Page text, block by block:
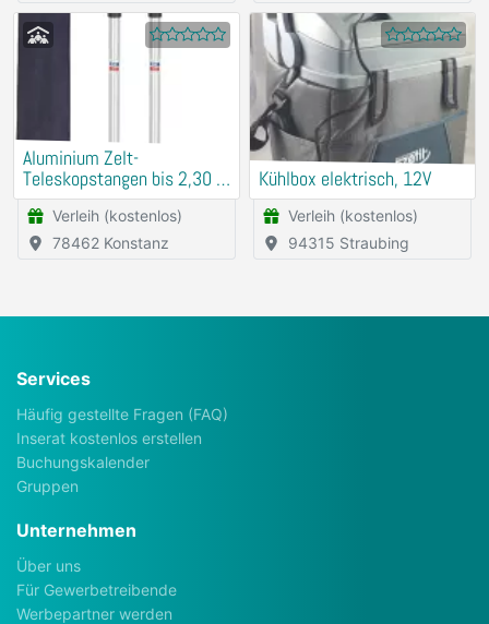
Aluminium Zelt-
Teleskopstangen bis 2,30 m
ausziehbar
Verleih (kostenlos)
78462 Konstanz
Kühlbox elektrisch, 12V
Verleih (kostenlos)
94315 Straubing
Services
Häufig gestellte Fragen (FAQ)
Inserat kostenlos erstellen
Buchungskalender
Gruppen
Unternehmen
Über uns
Für Gewerbetreibende
Werbepartner werden